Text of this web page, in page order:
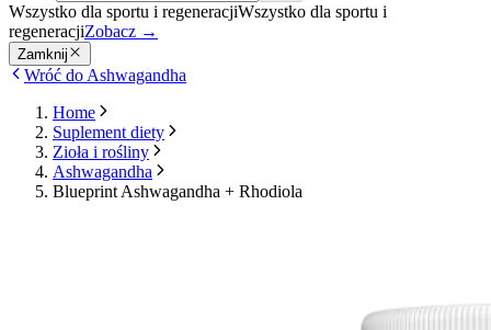
Wszystko dla sportu i regeneracjiWszystko dla sportu i
regeneracjiZobacz →
Zamknij
Wróć do Ashwagandha
Home
Suplement diety
Zioła i rośliny
Ashwagandha
Blueprint Ashwagandha + Rhodiola